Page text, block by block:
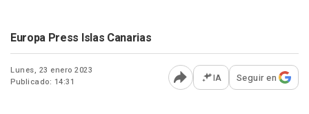
Europa Press Islas Canarias
Lunes, 23 enero 2023
Publicado: 14:31
Abrir opciones para
IA Seguir en